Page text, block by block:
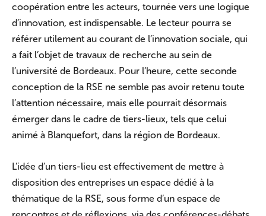
coopération entre les acteurs, tournée vers une logique
d’innovation, est indispensable. Le lecteur pourra se
référer utilement au courant de l’innovation sociale, qui
a fait l’objet de travaux de recherche au sein de
l’université de Bordeaux. Pour l’heure, cette seconde
conception de la RSE ne semble pas avoir retenu toute
l’attention nécessaire, mais elle pourrait désormais
émerger dans le cadre de tiers-lieux, tels que celui
animé à Blanquefort, dans la région de Bordeaux.
L’idée d’un tiers-lieu est effectivement de mettre à
disposition des entreprises un espace dédié à la
thématique de la RSE, sous forme d’un espace de